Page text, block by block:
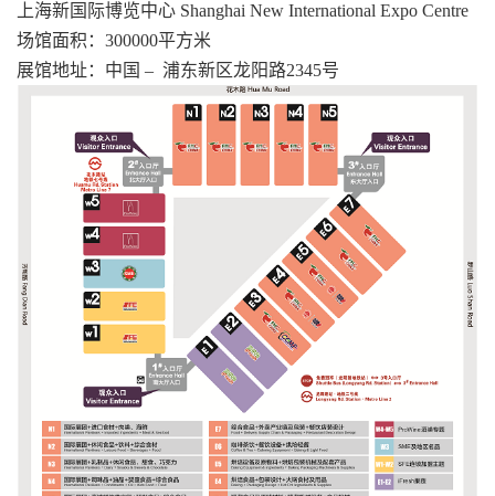
上海新国际博览中心 Shanghai New International Expo Centre
场馆面积：300000平方米
展馆地址：中国 – 浦东新区龙阳路2345号